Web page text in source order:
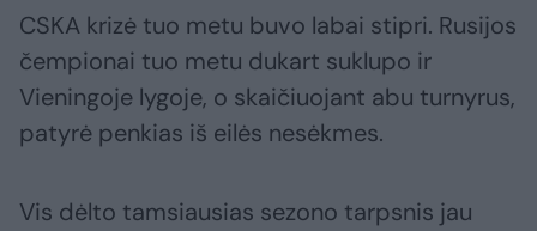
CSKA krizė tuo metu buvo labai stipri. Rusijos
čempionai tuo metu dukart suklupo ir
Vieningoje lygoje, o skaičiuojant abu turnyrus,
patyrė penkias iš eilės nesėkmes.
Vis dėlto tamsiausias sezono tarpsnis jau